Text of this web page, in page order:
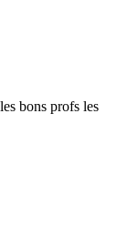
bons profs les